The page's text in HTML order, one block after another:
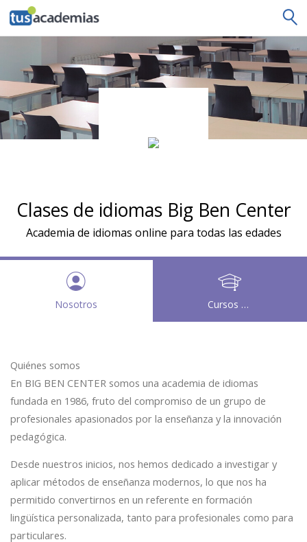
tusacademias
Clases de idiomas Big Ben Center
Academia de idiomas online para todas las edades
Nosotros Cursos y clases
Quiénes somos
En BIG BEN CENTER somos una academia de idiomas
fundada en 1986, fruto del compromiso de un grupo de
profesionales apasionados por la enseñanza y la innovación
pedagógica.
Desde nuestros inicios, nos hemos dedicado a investigar y
aplicar métodos de enseñanza modernos, lo que nos ha
permitido convertirnos en un referente en formación
lingüística personalizada, tanto para profesionales como para
particulares.